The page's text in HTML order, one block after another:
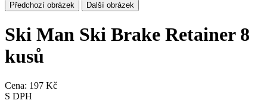
Předchozí obrázek Další obrázek
Ski Man Ski Brake Retainer 8
kusů
Cena: 197 Kč
S DPH